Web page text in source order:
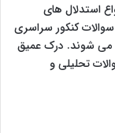
استدلال های
کنکور سراسری
شوند. درک عمیق
تحلیلی و